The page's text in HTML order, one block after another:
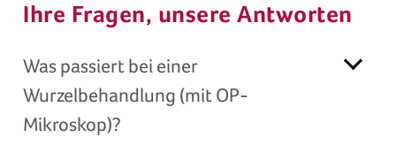
Ihre Fragen, unsere Antworten
Was passiert bei einer
Wurzelbehandlung (mit OP-
Mikroskop)?